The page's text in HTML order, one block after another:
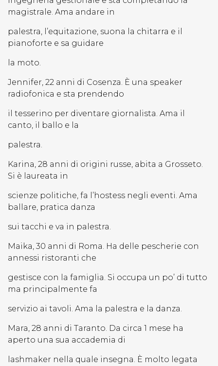
magistrale. Ama andare in
palestra, l’equitazione, suona la chitarra e il
pianoforte e sa guidare
la moto.
Jennifer, 22 anni di Cosenza. È una speaker
radiofonica e sta prendendo
il tesserino per diventare giornalista. Ama il
canto, il ballo e la
palestra.
Karina, 28 anni di origini russe, abita a Grosseto.
Si è laureata in
scienze politiche, fa l’hostess negli eventi. Ama
ballare, pratica danza
sui tacchi e va in palestra.
Maika, 30 anni di Roma. Ha delle pescherie con
annessi ristoranti che
gestisce con la famiglia. Si occupa un po’ di tutto
ma principalmente fa
servizio ai tavoli. Ama la palestra e la danza.
Mara, 28 anni di Taranto. Da circa 1 mese ha
aperto una sua accademia di
lashmaker nella quale insegna. È molto legata